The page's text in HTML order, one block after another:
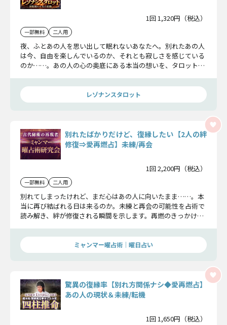
1回 1,320円（税込）
一部無料 二人用
夜、ふとあの人を思い出して眠れないあなたへ。別れたあの人
は今、自由を楽しんでいるのか、それとも寂しさを感じている
のか……。あの人の心の奥底にある本当の想いを、タロットで
レゾナンスタロット
別れたばかりだけど、復縁したい【2人の絆
修復⇒愛再燃占】未練/再会
1回 2,200円（税込）
一部無料 二人用
別れてしまったけれど、まだ心はあの人に向いたまま……。本
当に再び結ばれる日は来るのか。未練と再会の可能性を占術で
読み解き、絆が修復される瞬間を示します。再燃のきっかけや
ミャンマー曜占術│曜日占い
驚異の復縁率【別れ方関係ナシ◆愛再燃占】
あの人の現状＆未練/転機
1回 1,650円（税込）